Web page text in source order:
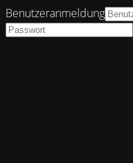
Benutzeranmeldung